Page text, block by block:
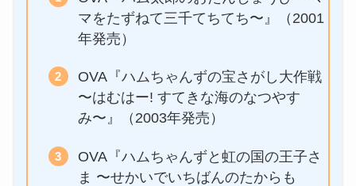
マをたずねて三千てちてち〜』（2001
年発売）
OVA『ハムちゃんずの宝さがし大作戦
〜はむはー! すてきな海のなつやす
み〜』（2003年発売）
OVA『ハムちゃんずと虹の国の王子さ
ま 〜せかいでいちばんのたからも